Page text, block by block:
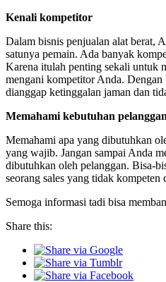
Kenali kompetitor
Dalam bisnis penjualan alat berat,
satunya pemain. Ada banyak
Karena itulah penting sekali untuk
mengani kompetitor Anda.
dianggap ketinggalan jaman dan
Memahami kebutuhan pelanggan
Memahami apa yang dibutuhkan
yang wajib. Jangan sampai Anda
dibutuhkan oleh pelanggan. Bisa-
seorang sales yang tidak kompeten
Semoga informasi tadi bisa
Share this: